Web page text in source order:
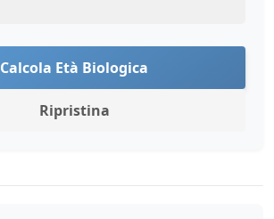
Calcola Età Biologica
Ripristina